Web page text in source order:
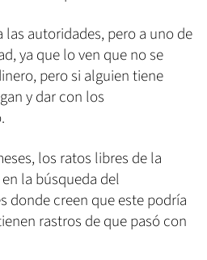
las autoridades, pero a uno de
ya que lo ven que no se
pero si alguien tiene
y dar con los
los ratos libres de la
la búsqueda del
donde creen que este podría
rastros de que pasó con